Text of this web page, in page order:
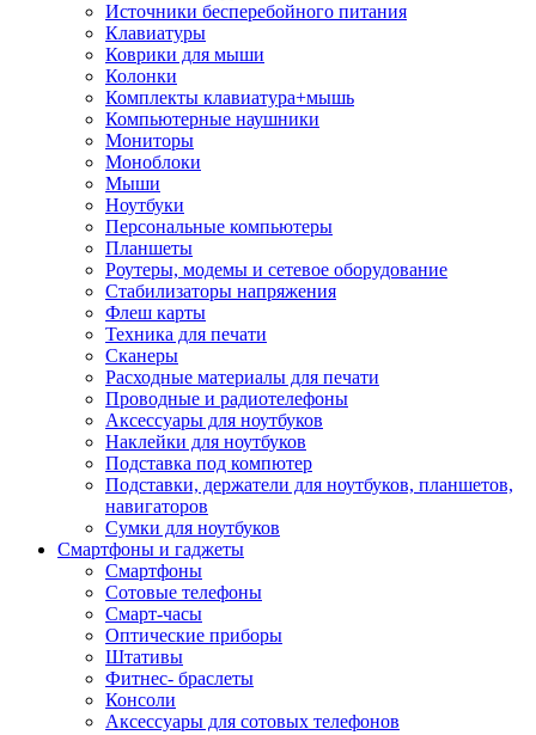
Источники бесперебойного питания
Клавиатуры
Коврики для мыши
Колонки
Комплекты клавиатура+мышь
Компьютерные наушники
Мониторы
Моноблоки
Мыши
Ноутбуки
Персональные компьютеры
Планшеты
Роутеры, модемы и сетевое оборудование
Стабилизаторы напряжения
Флеш карты
Техника для печати
Сканеры
Расходные материалы для печати
Проводные и радиотелефоны
Аксессуары для ноутбуков
Наклейки для ноутбуков
Подставка под компютер
Подставки, держатели для ноутбуков, планшетов,
навигаторов
Сумки для ноутбуков
Смартфоны и гаджеты
Смартфоны
Сотовые телефоны
Смарт-часы
Оптические приборы
Штативы
Фитнес- браслеты
Консоли
Аксессуары для сотовых телефонов